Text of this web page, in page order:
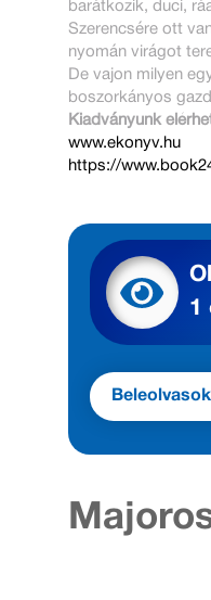
barátkozik, duci,
Szerencsére ott
nyomán virágot
De vajon milyen
boszorkányos
Kiadványunk
www.ekonyv.hu
https://
1
Beleolvasok